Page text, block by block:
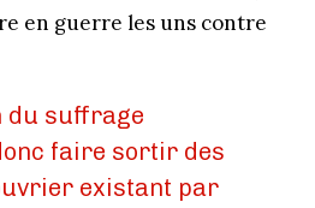
en guerre les uns contre
du suffrage
faire sortir des
existant par